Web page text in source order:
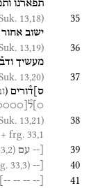
תפארנו
35
(Suk. 13,18)
ישוב אחור
36
(Suk. 13,19)
מעשיך
37
(Suk. 13,20)
ס]ד֯ורים (
38
(Suk. 13,21)
frg. 33,1)
39
[-- עם (Suk. frg. 33,2)
40
[--
(Suk. frg. 33,3)
41
[--
--
--
--]